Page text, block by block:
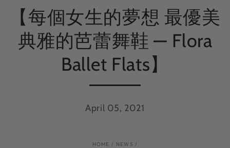
【每個女生的夢想 最優美
典雅的芭蕾舞鞋 — Flora
Ballet Flats】
April 05, 2021
HOME / NEWS /